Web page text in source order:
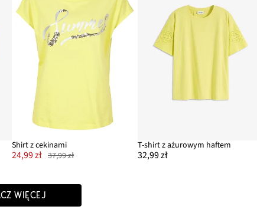
Shirt z cekinami
24,99 zł 37,99 zł
T-shirt z ażurowym haftem
32,99 zł
WIĘCEJ